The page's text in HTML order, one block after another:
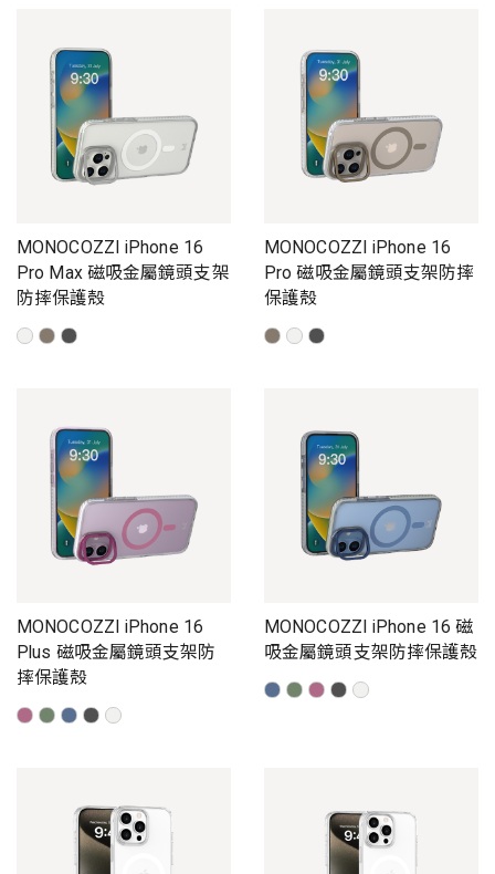
MONOCOZZI iPhone 16
Pro Max 磁吸金屬鏡頭支架
防摔保護殼
MONOCOZZI iPhone 16
Pro 磁吸金屬鏡頭支架防摔
保護殼
MONOCOZZI iPhone 16
Plus 磁吸金屬鏡頭支架防
摔保護殼
MONOCOZZI iPhone 16 磁
吸金屬鏡頭支架防摔保護殼